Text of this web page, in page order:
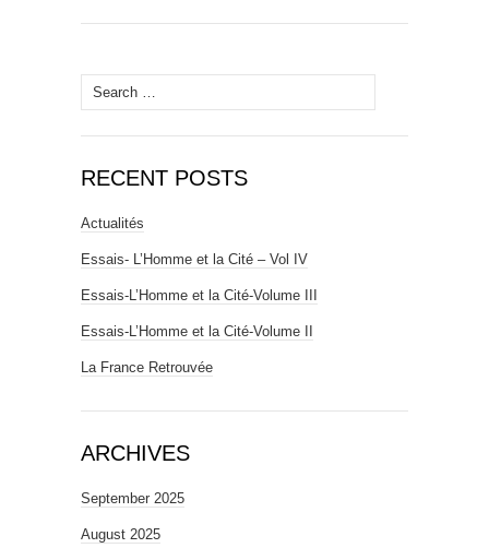
Search
for:
RECENT POSTS
Actualités
Essais- L’Homme et la Cité – Vol IV
Essais-L’Homme et la Cité-Volume III
Essais-L’Homme et la Cité-Volume II
La France Retrouvée
ARCHIVES
September 2025
August 2025